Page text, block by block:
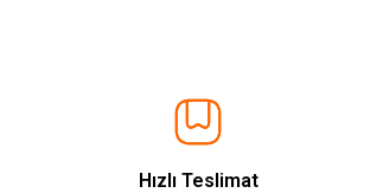
Hızlı Teslimat